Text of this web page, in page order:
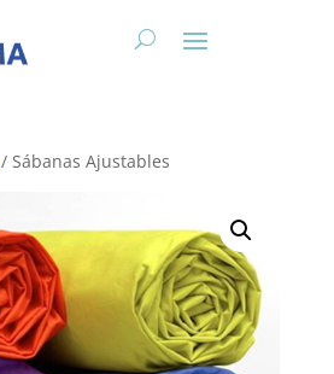
/ Sábanas Ajustables